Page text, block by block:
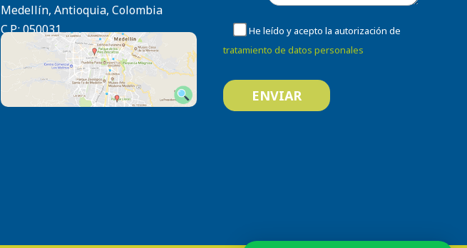
Medellín, Antioquia, Colombia
C.P.: 050031
He leído y acepto la autorización de
tratamiento de datos personales